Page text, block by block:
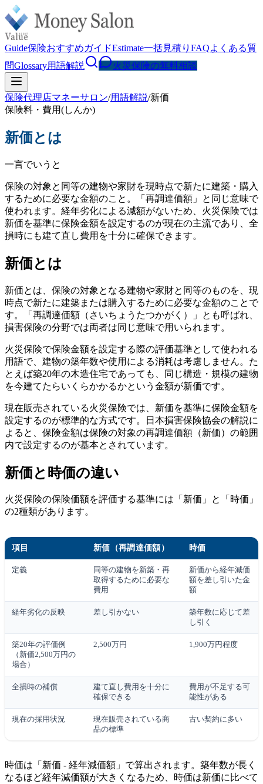
Guide保険おすすめガイドEstimate一括見積り FAQよくある質
問Glossary用語解説 火災保険の無料相談
保険代理店マネーサロン/用語解説/新価
保険料・費用(しんか)
新価とは
一言でいうと
保険の対象と同等の建物や家財を現時点で新たに建築・購入
するために必要な金額のこと。「再調達価額」と同じ意味で
使われます。経年劣化による減額がないため、火災保険では
新価を基準に保険金額を設定するのが現在の主流であり、全
損時にも建て直し費用を十分に確保できます。
新価とは
新価とは、保険の対象となる建物や家財と同等のものを、現
時点で新たに建築または購入するために必要な金額のことで
す。「再調達価額（さいちょうたつかがく）」とも呼ばれ、
損害保険の分野では両者は同じ意味で用いられます。
火災保険で保険金額を設定する際の評価基準として使われる
用語で、建物の築年数や使用による消耗は考慮しません。た
とえば築20年の木造住宅であっても、同じ構造・規模の建物
を今建てたらいくらかかるかという金額が新価です。
現在販売されている火災保険では、新価を基準に保険金額を
設定するのが標準的な方式です。日本損害保険協会の解説に
よると、保険金額は保険の対象の再調達価額（新価）の範囲
内で設定するのが基本とされています。
新価と時価の違い
火災保険の保険価額を評価する基準には「新価」と「時価」
の2種類があります。
項目 新価（再調達価額） 時価
定義
同等の建物を新築・再
取得するために必要な
費用
新価から経年減価
額を差し引いた金
額
経年劣化の反映 差し引かない
築年数に応じて差
し引く
築20年の評価例
（新価2,500万円の
場合）
2,500万円 1,900万円程度
全損時の補償
建て直し費用を十分に
確保できる
費用が不足する可
能性がある
現在の採用状況
現在販売されている商
品の標準
古い契約に多い
時価は「新価 - 経年減価額」で算出されます。築年数が長く
なるほど経年減価額が大きくなるため、時価は新価に比べて